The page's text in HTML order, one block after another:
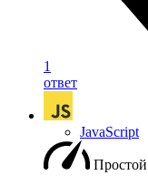
1
ответ
JavaScript
Простой